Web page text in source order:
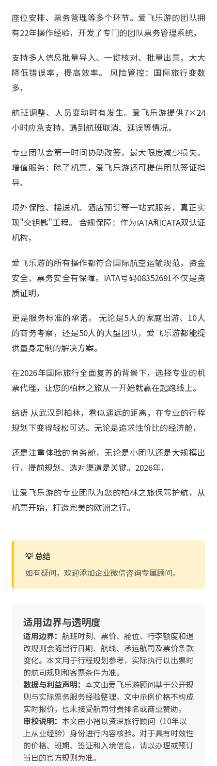
座位安排、票务管理等多个环节。爱飞乐游的团队拥
有22年操作经验，开发了专门的团队票务管理系统，
支持多人信息批量导入、一键核对、批量出票，大大
降低错误率，提高效率。 风险管控：国际旅行变数
多，
航班调整、人员变动时有发生。爱飞乐游提供7×24
小时应急支持，遇到航班取消、延误等情况，
专业团队会第一时间协助改签，最大限度减少损失。
增值服务：除了机票，爱飞乐游还可提供团队签证指
导、
境外保险、接送机、酒店预订等一站式服务，真正实
现"交钥匙"工程。 合规保障：作为IATA和CATA双认证
机构，
爱飞乐游的所有操作都符合国际航空运输规范，资金
安全、票务安全有保障。IATA号码08352691不仅是资
质证明，
更是服务标准的承诺。 无论是5人的家庭出游、10人
的商务考察，还是50人的大型团队，爱飞乐游都能提
供量身定制的解决方案。
在2026年国际旅行全面复苏的背景下，选择专业的机
票代理，让您的柏林之旅从一开始就赢在起跑线上。
结语 从武汉到柏林，看似遥远的距离，在专业的行程
规划下变得轻松可达。无论是追求性价比的经济舱，
还是注重体验的商务舱，无论是小团队还是大规模出
行，提前规划、选对渠道是关键。2026年，
让爱飞乐游的专业团队为您的柏林之旅保驾护航，从
机票开始，打造完美的欧洲之行。
💡 总结
如有疑问，欢迎添加企业微信咨询专属顾问。
适用边界与透明度
适用边界： 航班时刻、票价、舱位、行李额度和退
改规则会随出行日期、航线、承运航司及票价条款
变化。本文用于行程规划参考，实际执行以出票时
的航司规则和客票条件为准。
数据与利益声明： 本文由爱飞乐游顾问基于公开规
则与实际票务服务经验整理。文中示例价格不构成
实时报价，也未接受航司付费排名或商业赞助。
审校说明： 本文由小褚以资深旅行顾问（10年以
上从业经验）身份进行内容核验。对于具有时效性
的价格、班期、签证和入境信息，请以办理或预订
当日的官方规则为准。